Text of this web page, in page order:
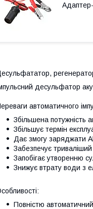
десульфатор
автоматичного
Збільшена потужність
Збільшує термін
Дає змогу заряджати
Забезпечує
Запобігає утворенню
Знижує втрату води з
Повністю